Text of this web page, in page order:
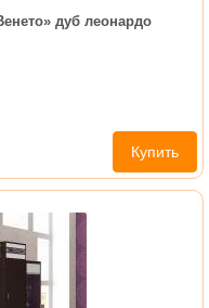
дуб леонардо
Купить